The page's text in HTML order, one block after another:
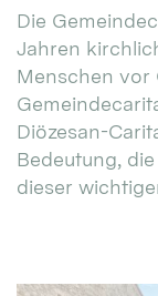
Die
Jahren
Menschen vor
Diözesan-
Bedeutung,
dieser